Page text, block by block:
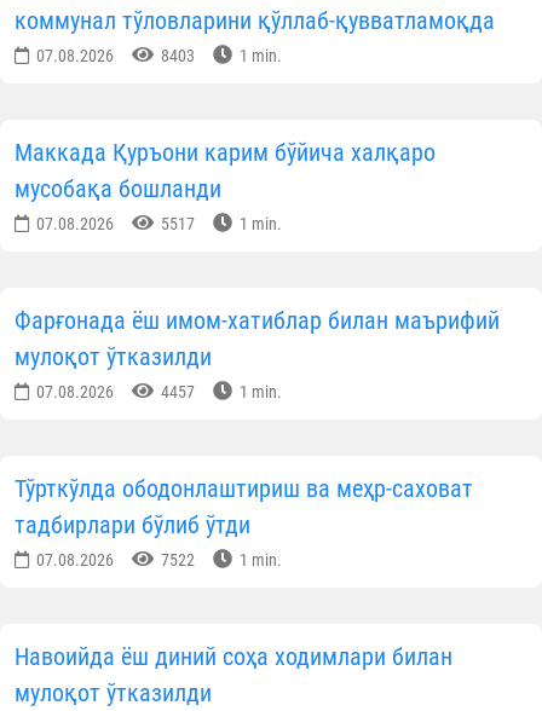
коммунал тўловларини қўллаб-қувватламоқда
07.08.2026 8403 1 min.
Маккада Қуръони карим бўйича халқаро
мусобақа бошланди
07.08.2026 5517 1 min.
Фарғонада ёш имом-хатиблар билан маърифий
мулоқот ўтказилди
07.08.2026 4457 1 min.
Тўрткўлда ободонлаштириш ва меҳр-саховат
тадбирлари бўлиб ўтди
07.08.2026 7522 1 min.
Навоийда ёш диний соҳа ходимлари билан
мулоқот ўтказилди